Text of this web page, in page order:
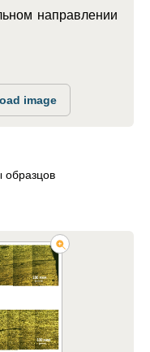
направлении
image
образцов